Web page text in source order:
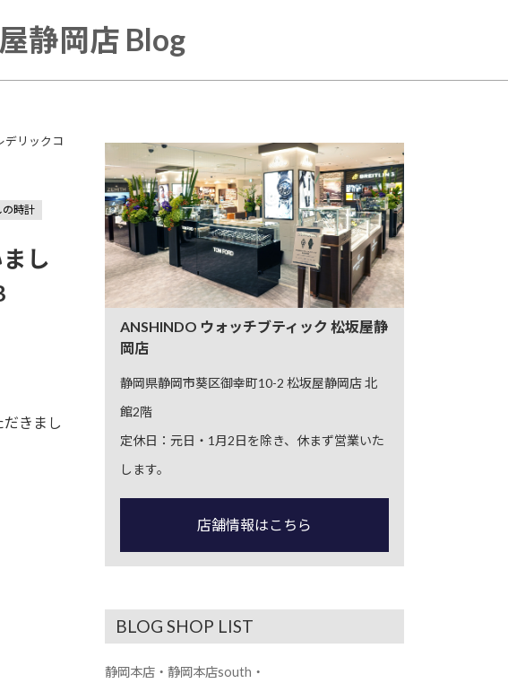
静岡店 Blog
デリックコ
の時計
し
きまし
ANSHINDO ウォッチブティック 松坂屋静
岡店
静岡県静岡市葵区御幸町10-2 松坂屋静岡店 北
館2階
定休日：元日・1月2日を除き、休まず営業いた
します。
店舗情報はこちら
BLOG SHOP LIST
静岡本店・静岡本店south・